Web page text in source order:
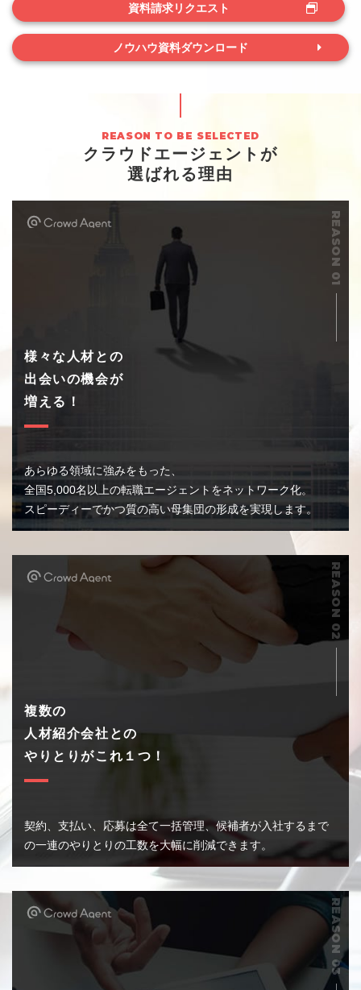
資料請求リクエスト
ノウハウ資料ダウンロード
クラウドエージェントが
選ばれる理由
様々な人材との
出会いの機会が
増える！
あらゆる領域に強みをもった、
全国5,000名以上の転職エージェントをネットワーク化。
スピーディーでかつ質の高い母集団の形成を実現します。
複数の
人材紹介会社との
やりとりがこれ１つ！
契約、支払い、応募は全て一括管理、候補者が入社するまで
の一連のやりとりの工数を大幅に削減できます。